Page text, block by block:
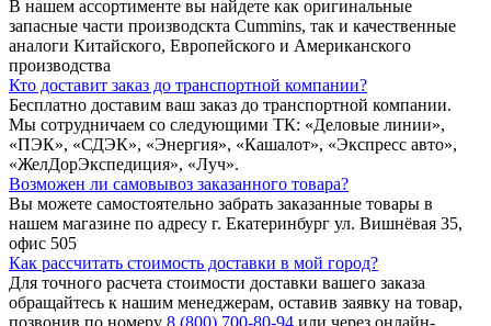
В нашем ассортименте вы найдете как оригинальные
запасные части производскта Cummins, так и качественные
аналоги Китайского, Европейского и Американского
производства
Кто доставит заказ до транспортной компании?
Бесплатно доставим ваш заказ до транспортной компании.
Мы сотрудничаем со следующими ТК: «Деловые линии»,
«ПЭК», «СДЭК», «Энергия», «Кашалот», «Экспресс авто»,
«ЖелДорЭкспедиция», «Луч».
Возможен ли самовывоз заказанного товара?
Вы можете самостоятельно забрать заказанные товары в
нашем магазине по адресу г. Екатеринбург ул. Вишнёвая 35,
офис 505
Как рассчитать стоимость доставки в мой город?
Для точного расчета стоимости доставки вашего заказа
обращайтесь к нашим менеджерам, оставив заявку на товар,
позвонив по номеру 8 (800) 700-80-94 или через онлайн-